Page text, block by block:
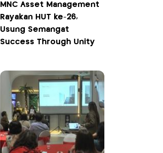
MNC Asset Management
Rayakan HUT ke-26,
Usung Semangat
Success Through Unity